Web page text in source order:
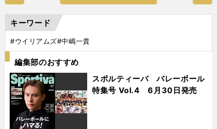
キーワード
#ウイリアムズ#中嶋一貴
編集部のおすすめ
スポルティーバ バレーボール
特集号 Vol.4 6月30日発売